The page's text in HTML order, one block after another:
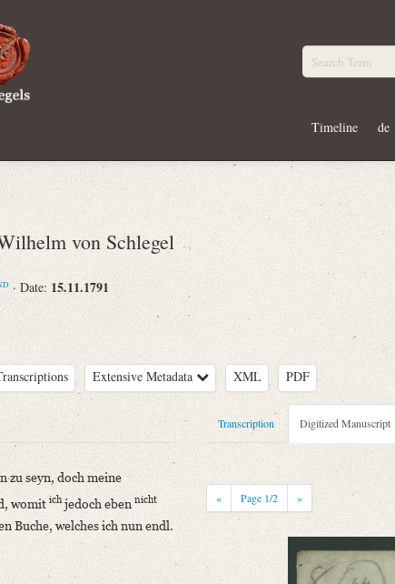
Timeline de
von Schlegel
· Date: 15.11.1791
Extensive Metadata XML PDF
zu seyn, doch meine
womit ichjedoch eben nicht
Buche, welches ich nun endl.
Transcription Digitized Manuscript
« Page 1/2 »